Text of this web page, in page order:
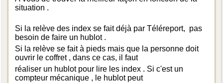
situation .
Si la relève des index se fait déjà par Téléreport, pas
besoin de faire un hublot .
Si la relève se fait à pieds mais que la personne doit
ouvrir le coffret , dans ce cas, il faut
réaliser un hublot pour lire les index . Si c'est un
compteur mécanique , le hublot peut